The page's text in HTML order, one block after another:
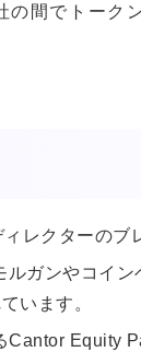
の間でトーク
レクターのブ
ルガンやコイ
います。
Cantor Equity